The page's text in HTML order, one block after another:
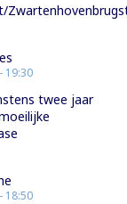
19:30
twee jaar
18:50